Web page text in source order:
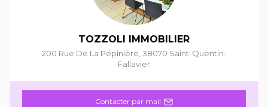
TOZZOLI IMMOBILIER
200 Rue De La Pépinière 38070 Saint-Quentin-
Fallavier
Contacter par mail